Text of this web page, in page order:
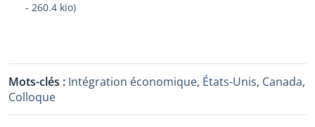
- 260.4 kio)
Mots-clés : Intégration économique, États-Unis, Canada,
Colloque